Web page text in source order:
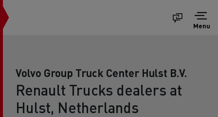
Menu
Volvo Group Truck Center Hulst B.V.
Renault Trucks dealers at
Hulst, Netherlands